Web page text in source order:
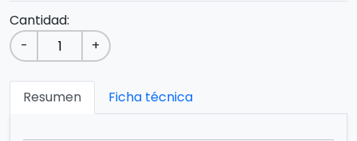
Cantidad:
-
+
Resumen Ficha técnica